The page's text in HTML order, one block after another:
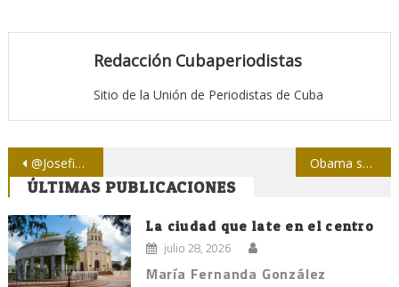
Redacción Cubaperiodistas
Sitio de la Unión de Periodistas de Cuba
Navegación
de
entradas
@JosefinaVidalF.@BarackObama y el protagonismo de Twitter Obama sobre viaje a Cuba: abrir un nuevo capítulo en nuestra relación
ÚLTIMAS PUBLICACIONES
La ciudad que late en el centro
julio 28, 2026
María Fernanda González